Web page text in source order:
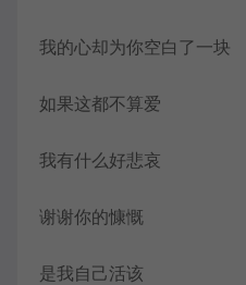
我的心却为你空白了一块
如果这都不算爱
我有什么好悲哀
谢谢你的慷慨
是我自己活该